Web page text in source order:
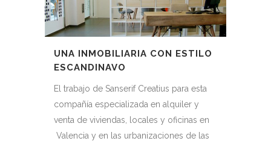
UNA INMOBILIARIA CON ESTILO
ESCANDINAVO
El trabajo de Sanserif Creatius para esta
compañía especializada en alquiler y
venta de viviendas, locales y oficinas en
Valencia y en las urbanizaciones de las